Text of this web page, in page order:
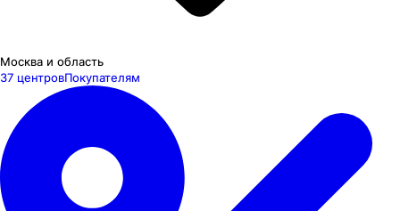
Москва и область
37 центровПокупателям